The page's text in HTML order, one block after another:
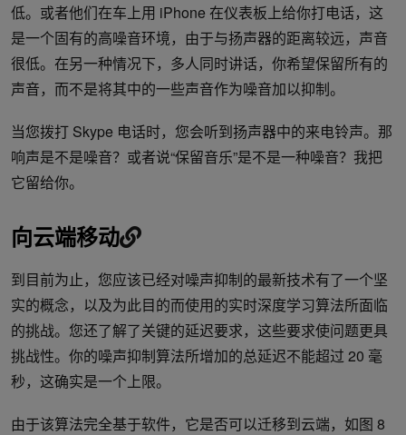
低。或者他们在车上用 iPhone 在仪表板上给你打电话，这
是一个固有的高噪音环境，由于与扬声器的距离较远，声音
很低。在另一种情况下，多人同时讲话，你希望保留所有的
声音，而不是将其中的一些声音作为噪音加以抑制。
当您拨打 Skype 电话时，您会听到扬声器中的来电铃声。那
响声是不是噪音？或者说“保留音乐”是不是一种噪音？我把
它留给你。
向云端移动
到目前为止，您应该已经对噪声抑制的最新技术有了一个坚
实的概念，以及为此目的而使用的实时深度学习算法所面临
的挑战。您还了解了关键的延迟要求，这些要求使问题更具
挑战性。你的噪声抑制算法所增加的总延迟不能超过 20 毫
秒，这确实是一个上限。
由于该算法完全基于软件，它是否可以迁移到云端，如图 8